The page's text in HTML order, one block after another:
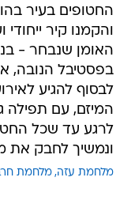
החטופים בעיר
והקמנו קיר
האומן שנבחר -
בפסטיבל הנובה,
לבסוף להגיע
המיזם, עם תפילה
לרגע עד שכל
ונמשיך לחבק את
מלחמת עזה מלחמת